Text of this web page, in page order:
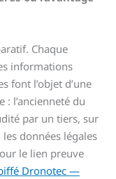
Chaque
informations
font l’objet d’une
: l’ancienneté du
par un tiers, sur
données légales
le lien preuve
Dronotec —